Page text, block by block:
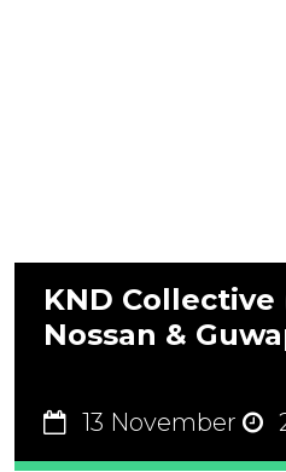
KND Collective
Nossan &
13 November